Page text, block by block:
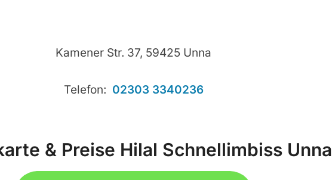
Kamener Str. 37, 59425 Unna
Telefon: 02303 3340236
& Preise Hilal Schnellimbiss Unna